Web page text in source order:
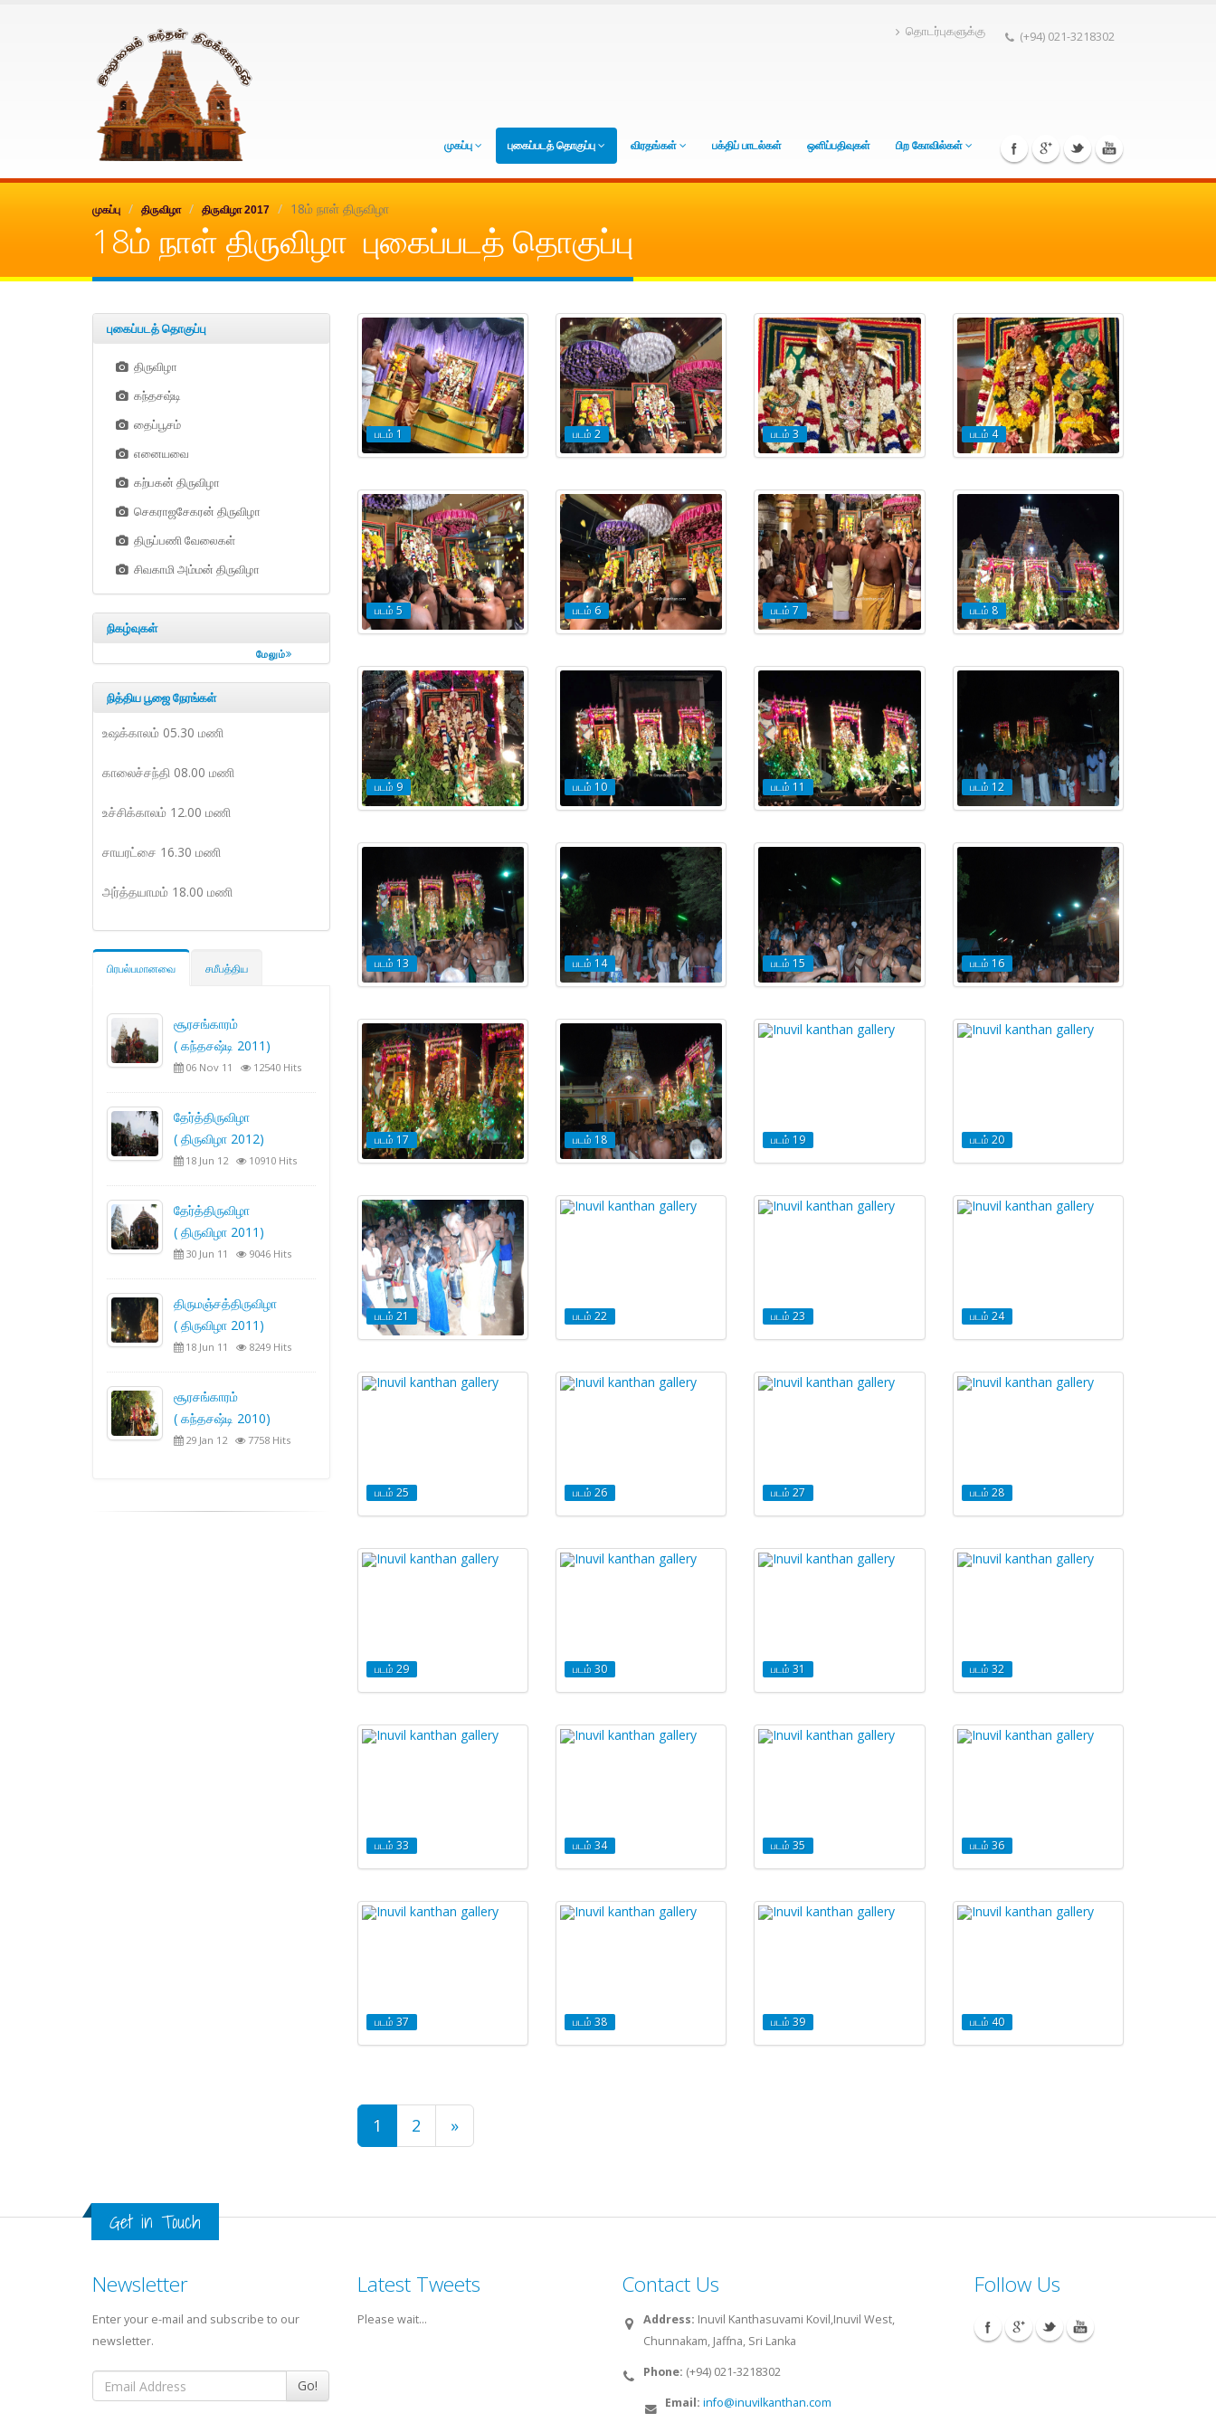
தொடர்புகளுக்கு (+94) 021-3218302
முகப்பு புகைப்படத் தொகுப்பு விரதங்கள் பக்திப் பாடல்கள் ஒளிப்பதிவுகள் பிற கோவில்கள்
முகப்பு திருவிழா திருவிழா 2017 18ம் நாள் திருவிழா
18ம் நாள் திருவிழா புகைப்படத் தொகுப்பு
புகைப்படத் தொகுப்பு
திருவிழா
கந்தசஷ்டி
தைப்பூசம்
எனையவை
கற்பகன் திருவிழா
செகராஜசேகரன் திருவிழா
திருப்பணி வேலைகள்
சிவகாமி அம்மன் திருவிழா
நிகழ்வுகள்
மேலும்
நித்திய பூஜை நேரங்கள்
உஷக்காலம் 05.30 மணி
காலைச்சந்தி 08.00 மணி
உச்சிக்காலம் 12.00 மணி
சாயரட்சை 16.30 மணி
அர்த்தயாமம் 18.00 மணி
பிரபல்பமானவை சமீபத்திய
சூரசங்காரம்
( கந்தசஷ்டி 2011)
06 Nov 11 12540 Hits
தேர்த்திருவிழா
( திருவிழா 2012)
18 Jun 12 10910 Hits
தேர்த்திருவிழா
( திருவிழா 2011)
30 Jun 11 9046 Hits
திருமஞ்சத்திருவிழா
( திருவிழா 2011)
18 Jun 11 8249 Hits
சூரசங்காரம்
( கந்தசஷ்டி 2010)
29 Jan 12 7758 Hits
படம் 1 படம் 2 படம் 3 படம் 4
படம் 5 படம் 6 படம் 7 படம் 8
படம் 9 படம் 10 படம் 11 படம் 12
படம் 13 படம் 14 படம் 15 படம் 16
படம் 17 படம் 18 படம் 19 படம் 20
படம் 21 படம் 22 படம் 23 படம் 24
படம் 25 படம் 26 படம் 27 படம் 28
படம் 29 படம் 30 படம் 31 படம் 32
படம் 33 படம் 34 படம் 35 படம் 36
படம் 37 படம் 38 படம் 39 படம் 40
1 2 »
Get in Touch
Newsletter
Enter your e-mail and subscribe to our
newsletter.
Go!
Latest Tweets
Please wait...
Contact Us
Address: Inuvil Kanthasuvami Kovil,Inuvil West,
Chunnakam, Jaffna, Sri Lanka
Phone: (+94) 021-3218302
Email: info@inuvilkanthan.com
Follow Us